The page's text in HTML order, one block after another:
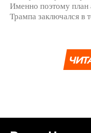
Именно поэтому план
Трампа заключался в